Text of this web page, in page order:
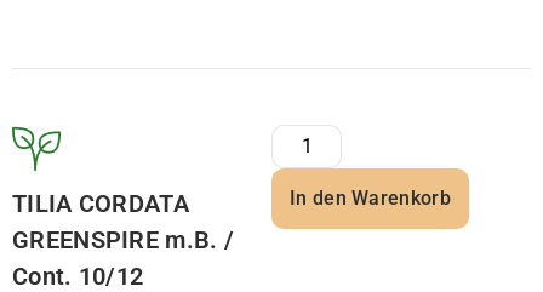
TILIA CORDATA
GREENSPIRE m.B. /
Cont. 10/12
In den Warenkorb